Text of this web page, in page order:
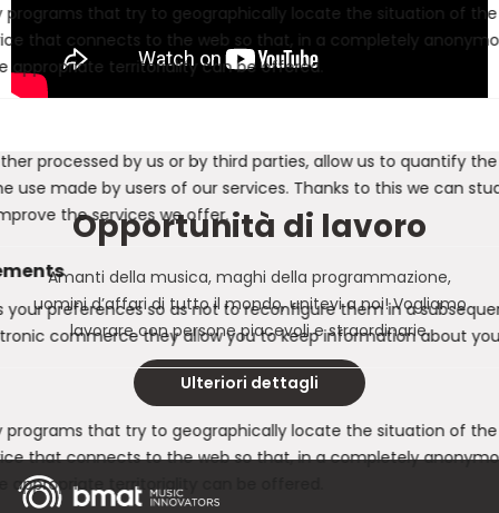
programs that try to geographically locate the situation of
that connects to the web so that, in a completely
appropriate territoriality can be offered.
processed by us or by third parties, allow us to quantify
use made by users of our services. Thanks to this we can
the services we offer.
your preferences so as not to reconfigure them in a
commerce they allow you to keep information about
programs that try to geographically locate the situation of
that connects to the web so that, in a completely
appropriate territoriality can be offered.
Opportunità di lavoro
Amanti della musica, maghi della programmazione,
uomini d’affari di tutto il mondo, unitevi a noi! Vogliamo
lavorare con persone piacevoli e straordinarie.
Ulteriori dettagli